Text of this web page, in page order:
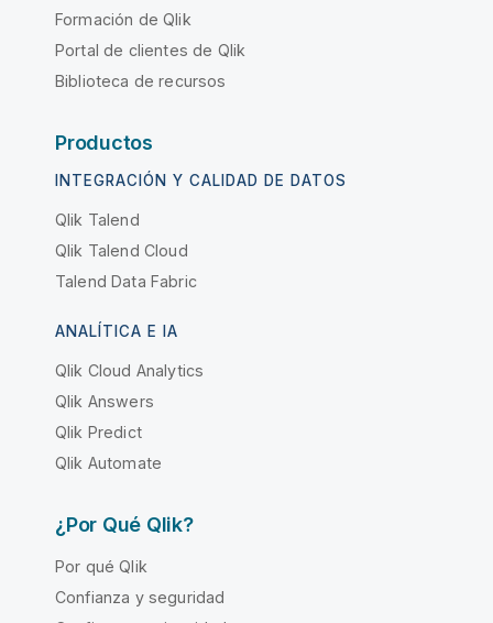
Formación de Qlik
Portal de clientes de Qlik
Biblioteca de recursos
Productos
INTEGRACIÓN Y CALIDAD DE DATOS
Qlik Talend
Qlik Talend Cloud
Talend Data Fabric
ANALÍTICA E IA
Qlik Cloud Analytics
Qlik Answers
Qlik Predict
Qlik Automate
¿Por Qué Qlik?
Por qué Qlik
Confianza y seguridad